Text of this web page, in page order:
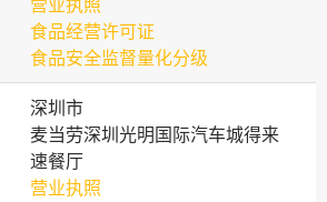
营业执照
食品经营许可证
食品安全监督量化分级
深圳市
麦当劳深圳光明国际汽车城得来
速餐厅
营业执照